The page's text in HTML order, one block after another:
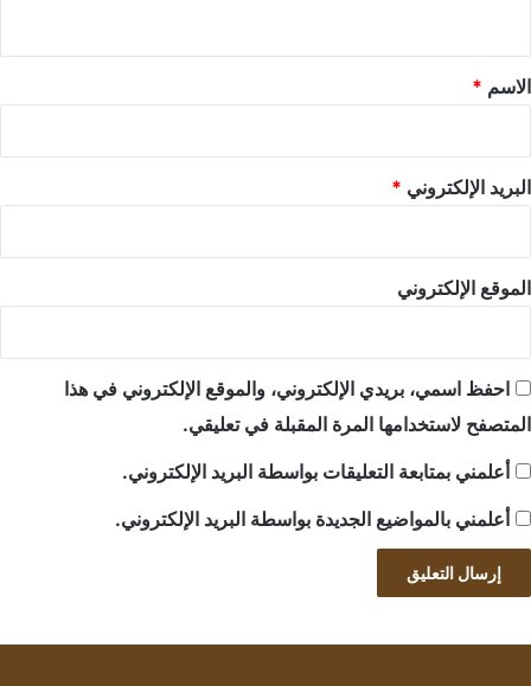
*
الاسم *
البريد الإلكتروني *
الموقع الإلكتروني
احفظ اسمي، بريدي الإلكتروني، والموقع الإلكتروني في هذا
المتصفح لاستخدامها المرة المقبلة في تعليقي.
أعلمني بمتابعة التعليقات بواسطة البريد الإلكتروني.
أعلمني بالمواضيع الجديدة بواسطة البريد الإلكتروني.